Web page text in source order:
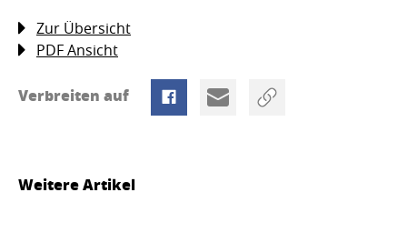
Zur Übersicht
PDF Ansicht
Verbreiten auf
Weitere Artikel